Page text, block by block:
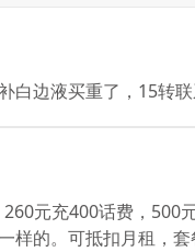
白边液买重了，15转
元充400话费，500
样的。可抵扣月租，